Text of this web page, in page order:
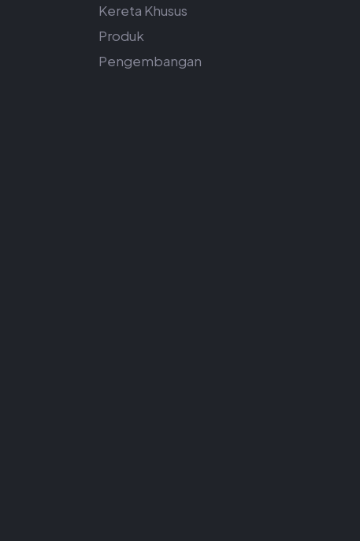
Kereta Khusus
Produk
Pengembangan